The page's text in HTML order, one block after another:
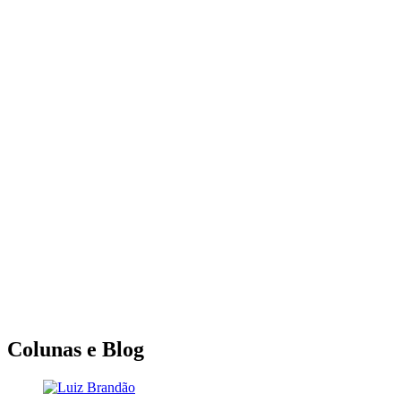
Colunas e Blog